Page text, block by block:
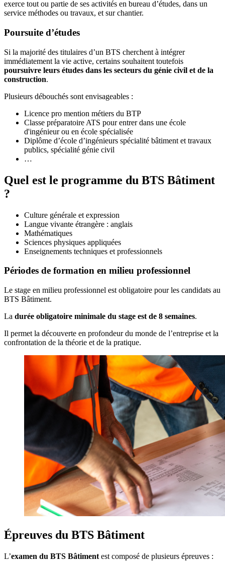
exerce tout ou partie de ses activités en bureau d’études, dans un
service méthodes ou travaux, et sur chantier.
Poursuite d’études
Si la majorité des titulaires d’un BTS cherchent à intégrer
immédiatement la vie active, certains souhaitent toutefois
poursuivre leurs études dans les secteurs du génie civil et de la
construction.
Plusieurs débouchés sont envisageables :
Licence pro mention métiers du BTP
Classe préparatoire ATS pour entrer dans une école
d'ingénieur ou en école spécialisée
Diplôme d’école d’ingénieurs spécialité bâtiment et travaux
publics, spécialité génie civil
…
Quel est le programme du BTS Bâtiment
?
Culture générale et expression
Langue vivante étrangère : anglais
Mathématiques
Sciences physiques appliquées
Enseignements techniques et professionnels
Périodes de formation en milieu professionnel
Le stage en milieu professionnel est obligatoire pour les candidats au
BTS Bâtiment.
La durée obligatoire minimale du stage est de 8 semaines.
Il permet la découverte en profondeur du monde de l’entreprise et la
confrontation de la théorie et de la pratique.
Épreuves du BTS Bâtiment
L’examen du BTS Bâtiment est composé de plusieurs épreuves :